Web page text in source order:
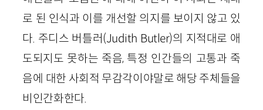
로 된 인식과 이를 개선할 의지를 보이지 않고 있
다. 주디스 버틀러(Judith Butler)의 지적대로 애
도되지도 못하는 죽음, 특정 인간들의 고통과 죽
음에 대한 사회적 무감각이야말로 해당 주체들을
비인간화한다.